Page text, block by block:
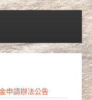
申請辦法公告